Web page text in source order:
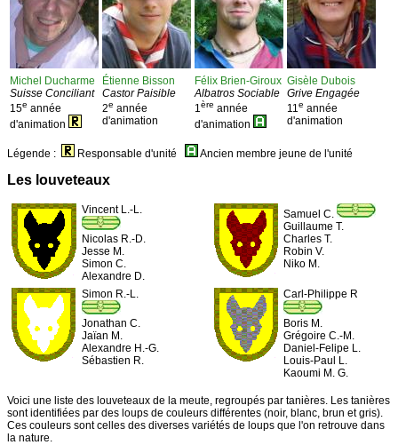
Michel Ducharme
Suisse Conciliant
15e année
d'animation
Étienne Bisson
Castor Paisible
2e année
d'animation
Félix Brien-Giroux
Albatros Sociable
1ère année
d'animation
Gisèle Dubois
Grive Engagée
11e année
d'animation
Légende : Responsable d'unité Ancien membre jeune de l'unité
Les louveteaux
Vincent L.-L.
Nicolas R.-D.
Jesse M.
Simon C.
Alexandre D.
Samuel C.
Guillaume T.
Charles T.
Robin V.
Niko M.
Simon R.-L.
Jonathan C.
Jaïan M.
Alexandre H.-G.
Sébastien R.
Carl-Philippe R
Boris M.
Grégoire C.-M.
Daniel-Felipe L.
Louis-Paul L.
Kaoumi M. G.
Voici une liste des louveteaux de la meute, regroupés par tanières. Les tanières
sont identifiées par des loups de couleurs différentes (noir, blanc, brun et gris).
Ces couleurs sont celles des diverses variétés de loups que l'on retrouve dans
la nature.